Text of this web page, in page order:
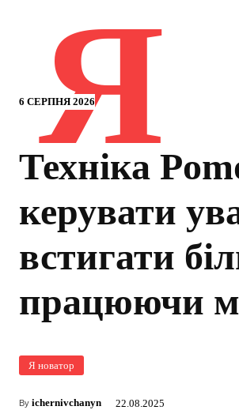
6 СЕРПНЯ 2026
Я
Техніка
керувати
встигати
працюючи
Я новатор
By ichernivchanyn 22.08.2025